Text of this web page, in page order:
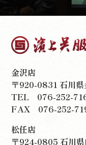
金沢店
〒920-0831 石川
TEL 076-252-
FAX 076-252-
松任店
〒924-0805 石川